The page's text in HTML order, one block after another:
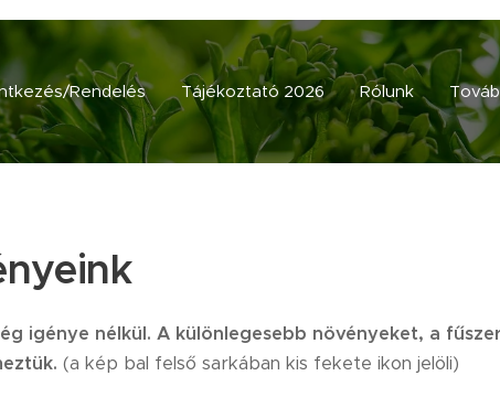
Rendelés Tájékoztató 2026 Rólunk
igénye nélkül. A különlegesebb növényeket, a
(a kép bal felső sarkában kis fekete ikon jelöli)